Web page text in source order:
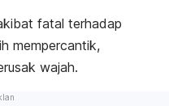
fatal terhadap
mempercantik,
wajah.